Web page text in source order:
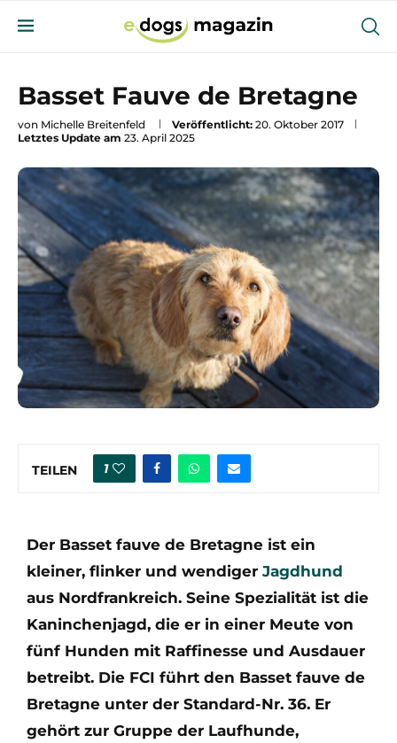
Basset Fauve de Bretagne
von Michelle Breitenfeld Veröffentlicht: 20. Oktober 2017
Letztes Update am 23. April 2025
TEILEN 1
Der Basset fauve de Bretagne ist ein
kleiner, flinker und wendiger Jagdhund
aus Nordfrankreich. Seine Spezialität ist die
Kaninchenjagd, die er in einer Meute von
fünf Hunden mit Raffinesse und Ausdauer
betreibt. Die FCI führt den Basset fauve de
Bretagne unter der Standard-Nr. 36. Er
gehört zur Gruppe der Laufhunde,